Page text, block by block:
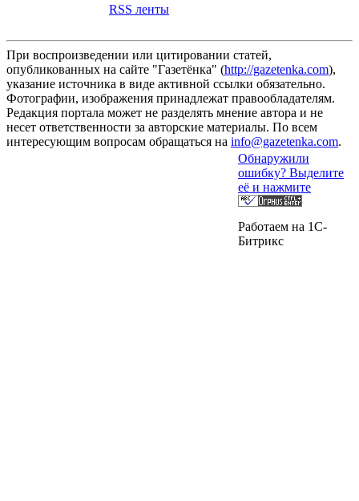
RSS ленты
При воспроизведении или цитировании статей,
опубликованных на сайте "Газетёнка" (http://gazetenka.com),
указание источника в виде активной ссылки обязательно.
Фотографии, изображения принадлежат правообладателям.
Редакция портала может не разделять мнение автора и не
несет ответственности за авторские материалы. По всем
интересующим вопросам обращаться на info@gazetenka.com.
Обнаружили
ошибку? Выделите
её и нажмите
Работаем на 1C-
Битрикс